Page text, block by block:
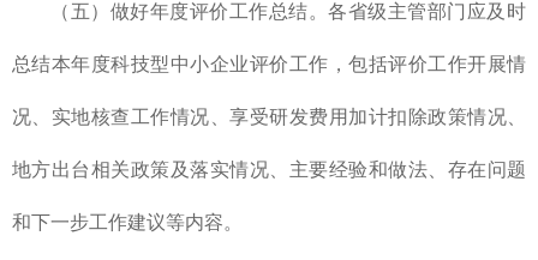
（五）做好年度评价工作总结。各省级主管部门应及时
总结本年度科技型中小企业评价工作，包括评价工作开展情
况、实地核查工作情况、享受研发费用加计扣除政策情况、
地方出台相关政策及落实情况、主要经验和做法、存在问题
和下一步工作建议等内容。